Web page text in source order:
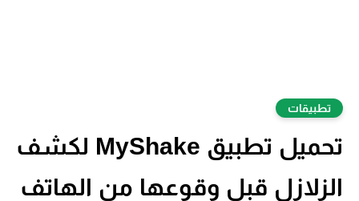
تطبيقات
تحميل تطبيق MyShake لكشف
الزلازل قبل وقوعها من الهاتف